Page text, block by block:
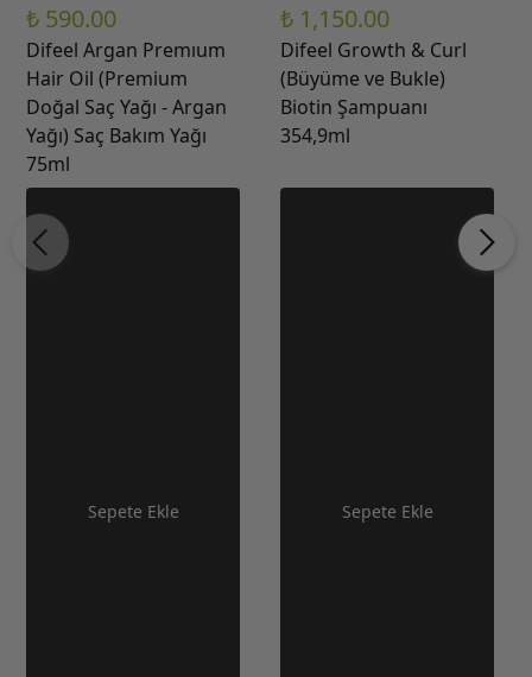
₺ 590.00
Difeel Argan Premıum
Hair Oil (Premium
Doğal Saç Yağı - Argan
Yağı) Saç Bakım Yağı
75ml
Sepete Ekle
₺ 1,150.00
Difeel Growth & Curl
(Büyüme ve Bukle)
Biotin Şampuanı
354,9ml
Sepete Ekle